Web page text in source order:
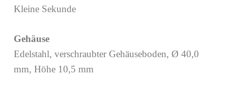
Kleine Sekunde
Gehäuse
Edelstahl, verschraubter Gehäuseboden, Ø 40,0
mm, Höhe 10,5 mm